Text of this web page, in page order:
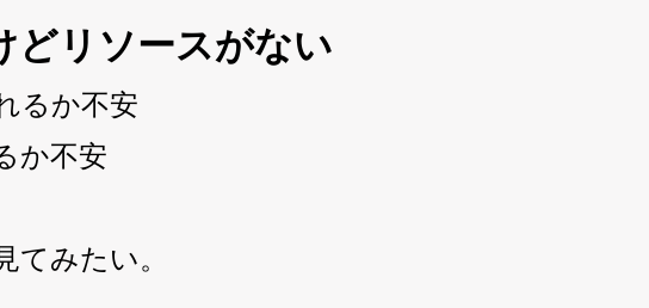
どリソースがない
るか不安
か不安
みたい。